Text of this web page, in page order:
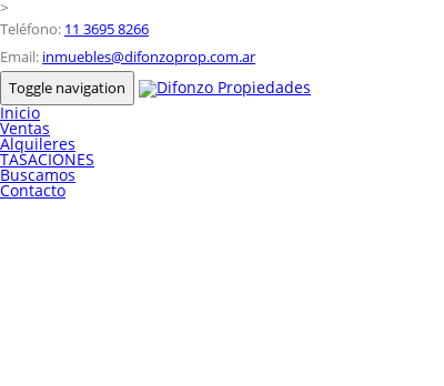
>
Teléfono: 11 3695 8266
Email: inmuebles@difonzoprop.com.ar
Toggle navigation
Inicio
Ventas
Alquileres
TASACIONES
Buscamos
Contacto